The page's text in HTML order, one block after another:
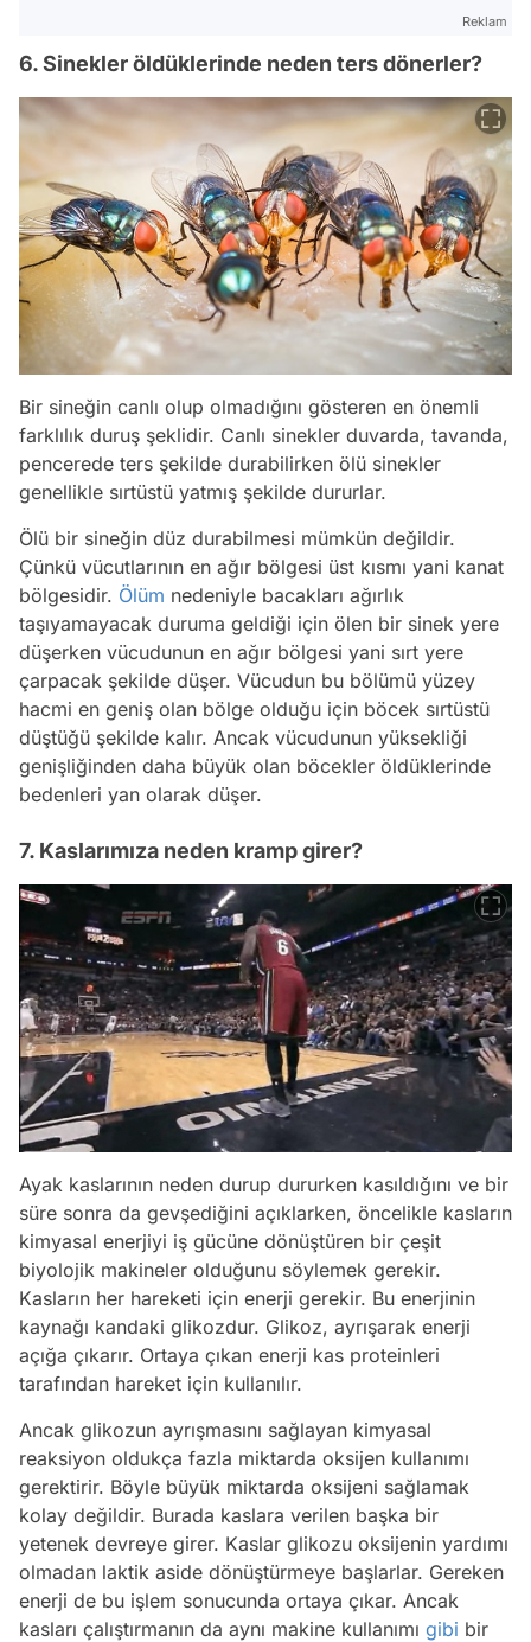
Reklam
6. Sinekler öldüklerinde neden ters dönerler?
Bir sineğin canlı olup olmadığını gösteren en önemli
farklılık duruş şeklidir. Canlı sinekler duvarda, tavanda,
pencerede ters şekilde durabilirken ölü sinekler
genellikle sırtüstü yatmış şekilde dururlar.
Ölü bir sineğin düz durabilmesi mümkün değildir.
Çünkü vücutlarının en ağır bölgesi üst kısmı yani kanat
bölgesidir. Ölüm nedeniyle bacakları ağırlık
taşıyamayacak duruma geldiği için ölen bir sinek yere
düşerken vücudunun en ağır bölgesi yani sırt yere
çarpacak şekilde düşer. Vücudun bu bölümü yüzey
hacmi en geniş olan bölge olduğu için böcek sırtüstü
düştüğü şekilde kalır. Ancak vücudunun yüksekliği
genişliğinden daha büyük olan böcekler öldüklerinde
bedenleri yan olarak düşer.
7. Kaslarımıza neden kramp girer?
Ayak kaslarının neden durup dururken kasıldığını ve bir
süre sonra da gevşediğini açıklarken, öncelikle kasların
kimyasal enerjiyi iş gücüne dönüştüren bir çeşit
biyolojik makineler olduğunu söylemek gerekir.
Kasların her hareketi için enerji gerekir. Bu enerjinin
kaynağı kandaki glikozdur. Glikoz, ayrışarak enerji
açığa çıkarır. Ortaya çıkan enerji kas proteinleri
tarafından hareket için kullanılır.
Ancak glikozun ayrışmasını sağlayan kimyasal
reaksiyon oldukça fazla miktarda oksijen kullanımı
gerektirir. Böyle büyük miktarda oksijeni sağlamak
kolay değildir. Burada kaslara verilen başka bir
yetenek devreye girer. Kaslar glikozu oksijenin yardımı
olmadan laktik aside dönüştürmeye başlarlar. Gereken
enerji de bu işlem sonucunda ortaya çıkar. Ancak
kasları çalıştırmanın da aynı makine kullanımı gibi bir